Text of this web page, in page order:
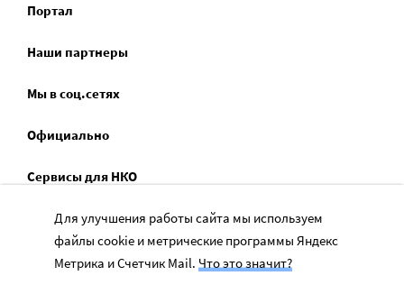
Портал
Наши партнеры
Мы в соц.сетях
Официально
Сервисы для НКО
Спецпроекты
Социальное служение
Для улучшения работы сайта мы используем
файлы cookie и метрические программы Яндекс
Метрика и Счетчик Mail. Что это значит?